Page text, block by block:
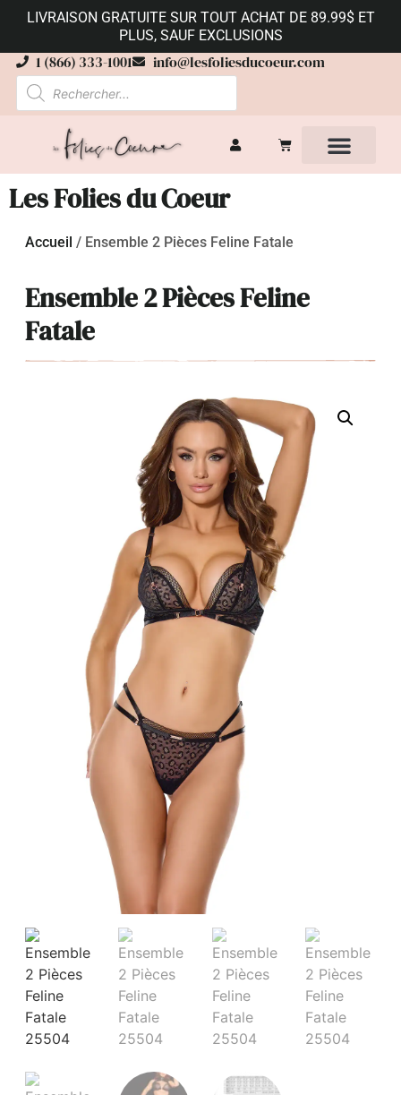
LIVRAISON GRATUITE SUR TOUT ACHAT DE 89.99$ ET
PLUS, SAUF EXCLUSIONS
1 (866) 333-1001 info@lesfoliesducoeur.com
Les Folies du Coeur
Accueil / Ensemble 2 Pièces Feline Fatale
Ensemble 2 Pièces Feline
Fatale